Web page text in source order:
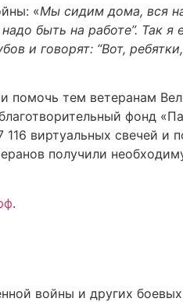
«Мы сидим дома, вся
быть на работе”. Так я
и говорят: “Вот,
помочь тем ветеранам
фонд
виртуальных свечей и
получили
.
войны и других